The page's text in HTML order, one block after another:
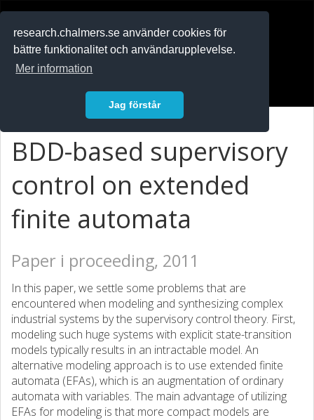
research.chalmers.se använder cookies för
bättre funktionalitet och användarupplevelse.
Mer information
Jag förstår
BDD-based supervisory
control on extended
finite automata
Paper i proceeding, 2011
In this paper, we settle some problems that are
encountered when modeling and synthesizing complex
industrial systems by the supervisory control theory. First,
modeling such huge systems with explicit state-transition
models typically results in an intractable model. An
alternative modeling approach is to use extended finite
automata (EFAs), which is an augmentation of ordinary
automata with variables. The main advantage of utilizing
EFAs for modeling is that more compact models are